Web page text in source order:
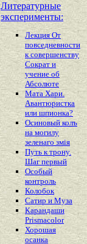
Литературные
эксперименты:
Лекция От
повседневности
к совершенству
Сократ и
учение об
Абсолюте
Мата Хари.
Авантюристка
или шпионка?
Осиновый колъ
на могилу
зеленаго змiя
Путь к трону.
Шаг первый
Особый
контроль
Колобок
Сатир и Муза
Карандаши
Prismacolor
Хорошая
осанка